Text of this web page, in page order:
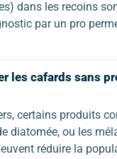
dans les recoins
par un pro
les cafards sans
certains produits
diatomée, ou les
réduire la